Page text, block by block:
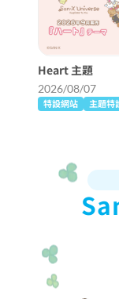
Heart 主題
2026/08/07
特設網站 主題特